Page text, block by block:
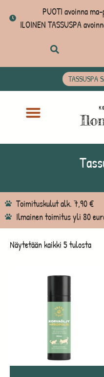
PUOTI avoinna
ILOINEN TASSUSPA
TASSUSPA
Toimituskulut alk. 7,90 €
Ilmainen toimitus yli 80
Näytetään kaikki 5 tulosta